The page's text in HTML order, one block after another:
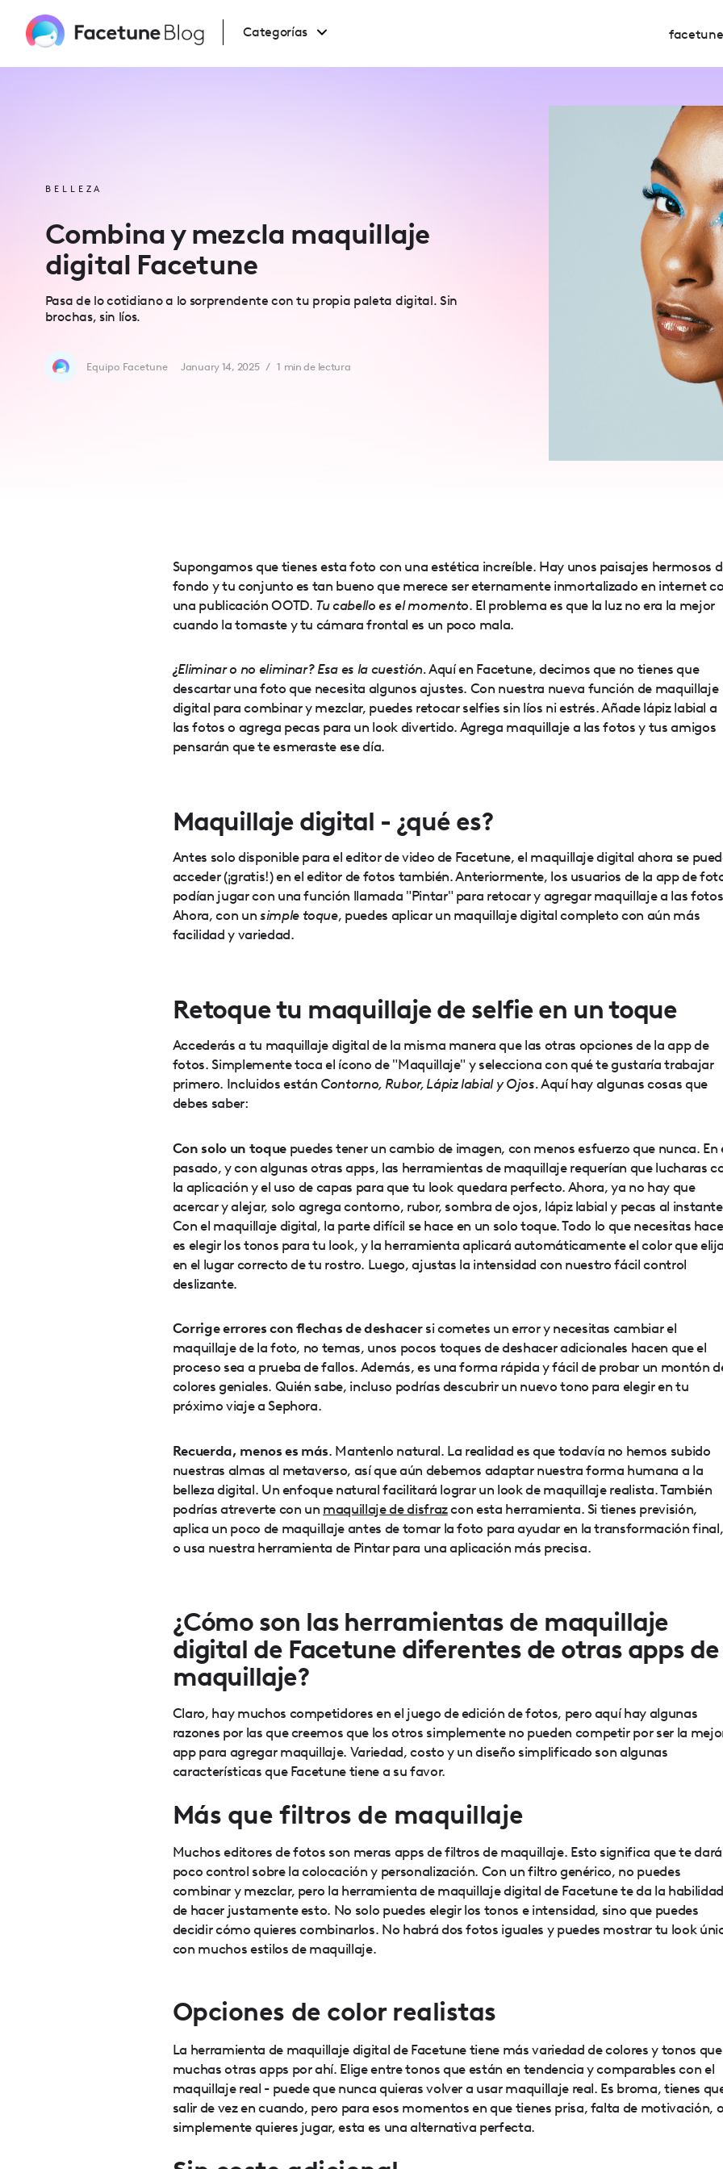
website
Categorías
BELLEZA
Combina y mezcla maquillaje
digital Facetune
Pasa de lo cotidiano a lo sorprendente con tu propia paleta digital. Sin
brochas, sin líos.
Equipo Facetune January 14, 2025 / 1 min de lectura
Supongamos que tienes esta foto con una estética increíble. Hay unos paisajes hermosos
fondo y tu conjunto es tan bueno que merece ser eternamente inmortalizado en internet
una publicación OOTD. Tu cabello es el momento. El problema es que la luz no era la mejor
cuando la tomaste y tu cámara frontal es un poco mala.
¿Eliminar o no eliminar? Esa es la cuestión.Aquí en Facetune, decimos que no tienes que
descartar una foto que necesita algunos ajustes. Con nuestra nueva función de maquillaje
digital para combinar y mezclar, puedes retocar selfies sin líos ni estrés. Añade lápiz labial a
las fotos o agrega pecas para un look divertido. Agrega maquillaje a las fotos y tus amigos
pensarán que te esmeraste ese día.
Maquillaje digital - ¿qué es?
Antes solo disponible para el editor de video de Facetune, el maquillaje digital ahora se
acceder (¡gratis!) en el editor de fotos también. Anteriormente, los usuarios de la app de
podían jugar con una función llamada "Pintar" para retocar y agregar maquillaje a las
Ahora, con unsimple toque, puedes aplicar un maquillaje digital completo con aún más
facilidad y variedad.
Retoque tu maquillaje de selfie en un toque
Accederás a tu maquillaje digital de la misma manera que las otras opciones de la app de
fotos. Simplemente toca el ícono de "Maquillaje" y selecciona con qué te gustaría trabajar
primero. Incluidos están Contorno, Rubor, Lápiz labial y Ojos.Aquí hay algunas cosas que
debes saber:
Con solo un toquepuedes tener un cambio de imagen, con menos esfuerzo que nunca. En
pasado, y con algunas otras apps, las herramientas de maquillaje requerían que lucharas
la aplicación y el uso de capas para que tu look quedara perfecto. Ahora, ya no hay que
acercar y alejar, solo agrega contorno, rubor, sombra de ojos, lápiz labial y pecas al
Con el maquillaje digital, la parte difícil se hace en un solo toque. Todo lo que necesitas
es elegir los tonos para tu look, y la herramienta aplicará automáticamente el color que
en el lugar correcto de tu rostro. Luego, ajustas la intensidad con nuestro fácil control
deslizante.
Corrige errores con flechas de deshacersi cometes un error y necesitas cambiar el
maquillaje de la foto, no temas, unos pocos toques de deshacer adicionales hacen que el
proceso sea a prueba de fallos. Además, es una forma rápida y fácil de probar un montón
colores geniales. Quién sabe, incluso podrías descubrir un nuevo tono para elegir en tu
próximo viaje a Sephora.
Recuerda, menos es más. Mantenlo natural. La realidad es que todavía no hemos subido
nuestras almas al metaverso, así que aún debemos adaptar nuestra forma humana a la
belleza digital. Un enfoque natural facilitará lograr un look de maquillaje realista. También
podrías atreverte con un maquillaje de disfrazcon esta herramienta. Si tienes previsión,
aplica un poco de maquillaje antes de tomar la foto para ayudar en la transformación final,
o usa nuestra herramienta de Pintar para una aplicación más precisa.
¿Cómo son las herramientas de maquillaje
digital de Facetune diferentes de otras apps de
maquillaje?
Claro, hay muchos competidores en el juego de edición de fotos, pero aquí hay algunas
razones por las que creemos que los otros simplemente no pueden competir por ser la
app para agregar maquillaje. Variedad, costo y un diseño simplificado son algunas
características que Facetune tiene a su favor.
Más que filtros de maquillaje
Muchos editores de fotos son meras apps de filtros de maquillaje. Esto significa que te
poco control sobre la colocación y personalización. Con un filtro genérico, no puedes
combinar y mezclar, pero la herramienta de maquillaje digital de Facetune te da la habilidad
de hacer justamente esto. No solo puedes elegir los tonos e intensidad, sino que puedes
decidir cómo quieres combinarlos. No habrá dos fotos iguales y puedes mostrar tu look
con muchos estilos de maquillaje.
Opciones de color realistas
La herramienta de maquillaje digital de Facetune tiene más variedad de colores y tonos que
muchas otras apps por ahí. Elige entre tonos que están en tendencia y comparables con el
maquillaje real - puede que nunca quieras volver a usar maquillaje real. Es broma, tienes
salir de vez en cuando, pero para esos momentos en que tienes prisa, falta de motivación, o
simplemente quieres jugar, esta es una alternativa perfecta.